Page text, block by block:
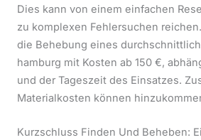
Dies kann von einem einfachen
zu komplexen Fehlersuchen
die Behebung eines
hamburg mit Kosten ab 150 €,
und der Tageszeit des Einsatzes.
Materialkosten können
Kurzschluss Finden Und Beheben: